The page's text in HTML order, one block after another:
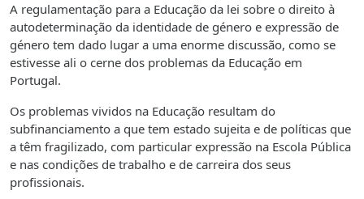
A regulamentação para a Educação da lei sobre o direito à
autodeterminação da identidade de género e expressão de
género tem dado lugar a uma enorme discussão, como se
estivesse ali o cerne dos problemas da Educação em
Portugal.
Os problemas vividos na Educação resultam do
subfinanciamento a que tem estado sujeita e de políticas que
a têm fragilizado, com particular expressão na Escola Pública
e nas condições de trabalho e de carreira dos seus
profissionais.